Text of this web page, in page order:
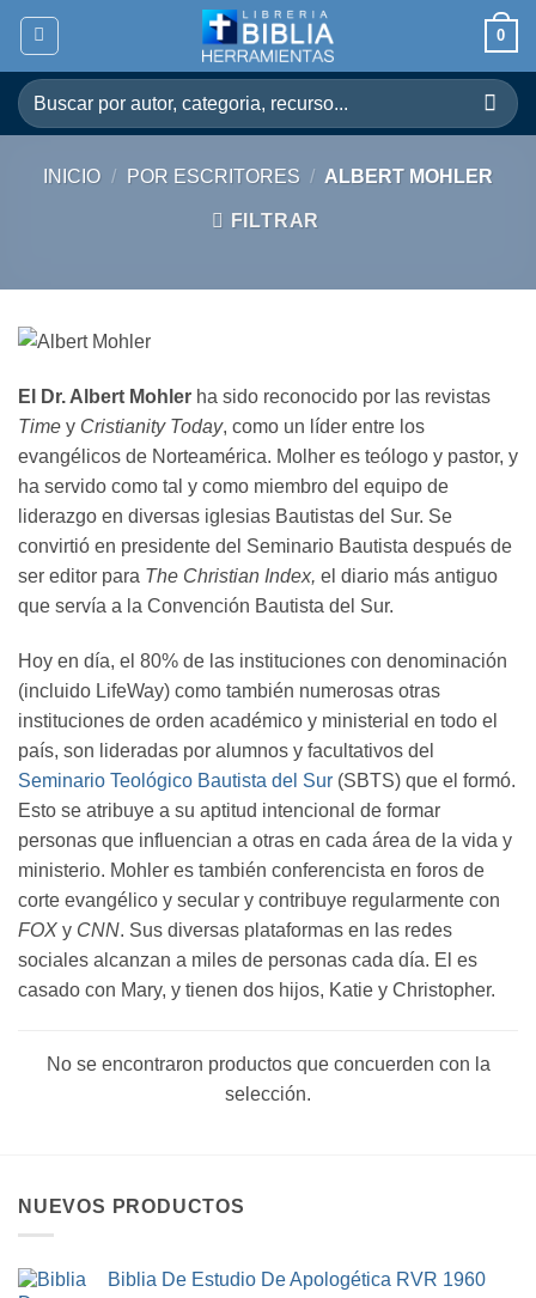
Skip
content
0
Buscar
por:
INICIO / POR ESCRITORES / ALBERT MOHLER
FILTRAR
El Dr. Albert Mohler ha sido reconocido por las revistas
Time y Cristianity Today, como un líder entre los
evangélicos de Norteamérica. Molher es teólogo y pastor, y
ha servido como tal y como miembro del equipo de
liderazgo en diversas iglesias Bautistas del Sur. Se
convirtió en presidente del Seminario Bautista después de
ser editor para The Christian Index, el diario más antiguo
que servía a la Convención Bautista del Sur.
Hoy en día, el 80% de las instituciones con denominación
(incluido LifeWay) como también numerosas otras
instituciones de orden académico y ministerial en todo el
país, son lideradas por alumnos y facultativos del
Seminario Teológico Bautista del Sur (SBTS) que el formó.
Esto se atribuye a su aptitud intencional de formar
personas que influencian a otras en cada área de la vida y
ministerio. Mohler es también conferencista en foros de
corte evangélico y secular y contribuye regularmente con
FOX y CNN. Sus diversas plataformas en las redes
sociales alcanzan a miles de personas cada día. El es
casado con Mary, y tienen dos hijos, Katie y Christopher.
No se encontraron productos que concuerden con la
selección.
NUEVOS PRODUCTOS
Biblia De Estudio De Apologética RVR 1960